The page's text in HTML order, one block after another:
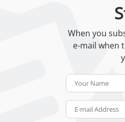
When you
e-mail when